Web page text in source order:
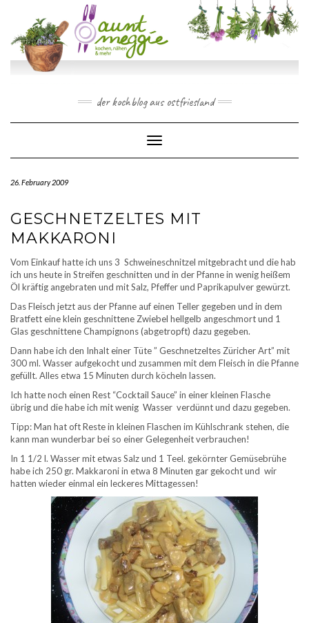
content
der kochblog aus ostfriesland
Toggle Navigation
26. February 2009
GESCHNETZELTES MIT
MAKKARONI
Vom Einkauf hatte ich uns 3 Schweineschnitzel mitgebracht und die hab
ich uns heute in Streifen geschnitten und in der Pfanne in wenig heißem
Öl kräftig angebraten und mit Salz, Pfeffer und Paprikapulver gewürzt.
Das Fleisch jetzt aus der Pfanne auf einen Teller gegeben und in dem
Bratfett eine klein geschnittene Zwiebel hellgelb angeschmort und 1
Glas geschnittene Champignons (abgetropft) dazu gegeben.
Dann habe ich den Inhalt einer Tüte ” Geschnetzeltes Züricher Art” mit
300 ml. Wasser aufgekocht und zusammen mit dem Fleisch in die Pfanne
gefüllt. Alles etwa 15 Minuten durch köcheln lassen.
Ich hatte noch einen Rest “Cocktail Sauce” in einer kleinen Flasche
übrig und die habe ich mit wenig Wasser verdünnt und dazu gegeben.
Tipp: Man hat oft Reste in kleinen Flaschen im Kühlschrank stehen, die
kann man wunderbar bei so einer Gelegenheit verbrauchen!
In 1 1/2 l. Wasser mit etwas Salz und 1 Teel. gekörnter Gemüsebrühe
habe ich 250 gr. Makkaroni in etwa 8 Minuten gar gekocht und wir
hatten wieder einmal ein leckeres Mittagessen!